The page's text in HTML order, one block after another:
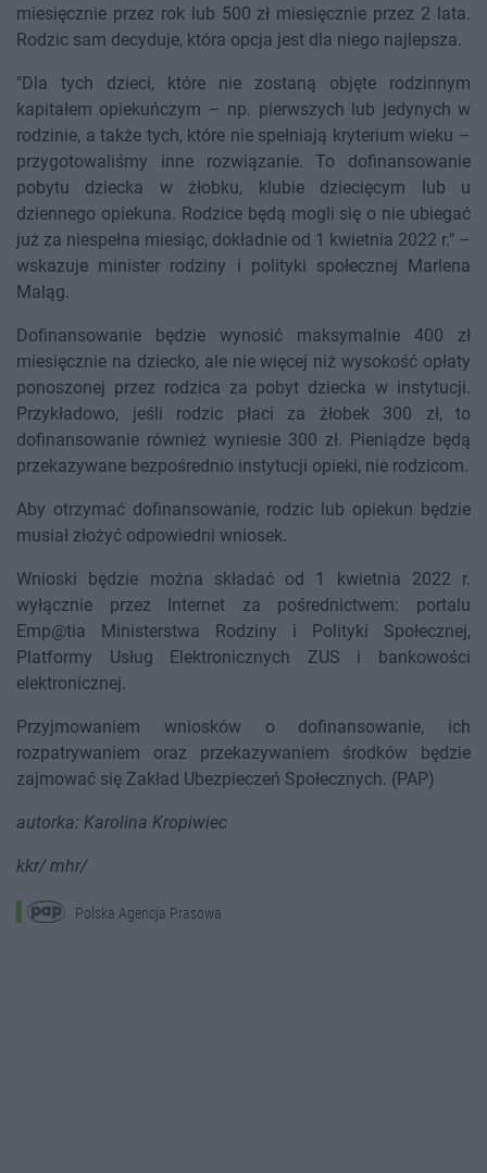
miesięcznie przez rok lub 500 zł miesięcznie przez 2 lata.
Rodzic sam decyduje, która opcja jest dla niego najlepsza.
"Dla tych dzieci, które nie zostaną objęte rodzinnym
kapitałem opiekuńczym – np. pierwszych lub jedynych w
rodzinie, a także tych, które nie spełniają kryterium wieku –
przygotowaliśmy inne rozwiązanie. To dofinansowanie
pobytu dziecka w żłobku, klubie dziecięcym lub u
dziennego opiekuna. Rodzice będą mogli się o nie ubiegać
już za niespełna miesiąc, dokładnie od 1 kwietnia 2022 r." –
wskazuje minister rodziny i polityki społecznej Marlena
Maląg.
Dofinansowanie będzie wynosić maksymalnie 400 zł
miesięcznie na dziecko, ale nie więcej niż wysokość opłaty
ponoszonej przez rodzica za pobyt dziecka w instytucji.
Przykładowo, jeśli rodzic płaci za żłobek 300 zł, to
dofinansowanie również wyniesie 300 zł. Pieniądze będą
przekazywane bezpośrednio instytucji opieki, nie rodzicom.
Aby otrzymać dofinansowanie, rodzic lub opiekun będzie
musiał złożyć odpowiedni wniosek.
Wnioski będzie można składać od 1 kwietnia 2022 r.
wyłącznie przez Internet za pośrednictwem: portalu
Emp@tia Ministerstwa Rodziny i Polityki Społecznej,
Platformy Usług Elektronicznych ZUS i bankowości
elektronicznej.
Przyjmowaniem wniosków o dofinansowanie, ich
rozpatrywaniem oraz przekazywaniem środków będzie
zajmować się Zakład Ubezpieczeń Społecznych. (PAP)
autorka: Karolina Kropiwiec
kkr/ mhr/
Polska Agencja Prasowa